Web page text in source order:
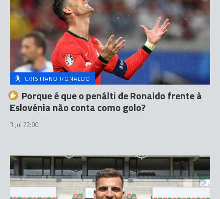
CRISTIANO RONALDO
Porque é que o penálti de Ronaldo frente à
Eslovénia não conta como golo?
3 Jul 22:00